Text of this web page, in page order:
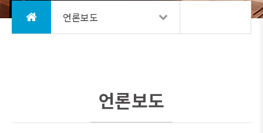
언론보도
언론보도